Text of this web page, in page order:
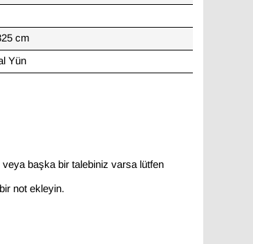
cm
Yün
başka bir talebiniz varsa lütfen
not ekleyin.